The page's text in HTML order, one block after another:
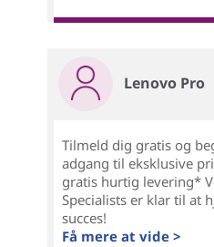
Lenovo Pro
Tilmeld dig gratis og
adgang til eksklusive
gratis hurtig levering*
Specialists er klar til at
succes!
Få mere at vide >